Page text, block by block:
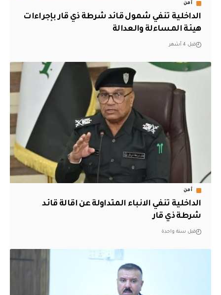
أمن
الداخلية تنفي شمول قائد شرطة ذي قار بإجراءات
هيئة المساءلة والعدالة
قبل 4 أشهر
أمن
الداخلية تنفي الانباء المتداولة عن اقالة قائد
شرطة ذي قار
قبل سنة واحدة